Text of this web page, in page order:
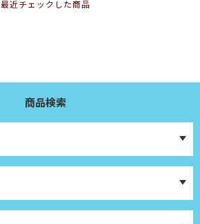
最近チェックした商品
商品検索